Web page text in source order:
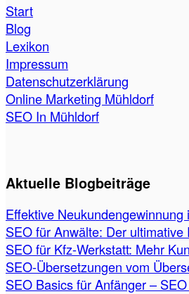
Start
Blog
Lexikon
Impressum
Datenschutzerklärung
Online Marketing Mühldorf
SEO In Mühldorf
Aktuelle Blogbeiträge
Effektive Neukundengewinnung
SEO für Anwälte: Der
SEO für Kfz-Werkstatt: Mehr
SEO-Übersetzungen vom
SEO Basics für Anfänger –